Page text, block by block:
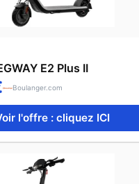
E2 Plus II
Boulanger.com
l'offre : cliquez ICI